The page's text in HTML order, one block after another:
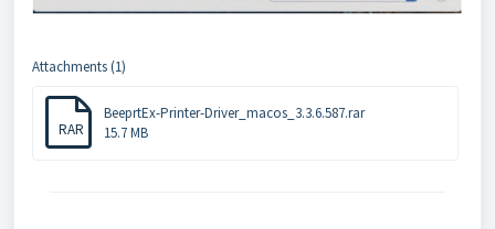
Attachments (1)
RAR
BeeprtEx-Printer-Driver_macos_3.3.6.587.rar
15.7 MB